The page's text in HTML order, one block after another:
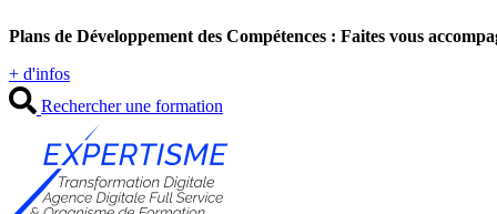
au
Plans de Développement des Compétences : Faites vous
+ d'infos
Rechercher une formation